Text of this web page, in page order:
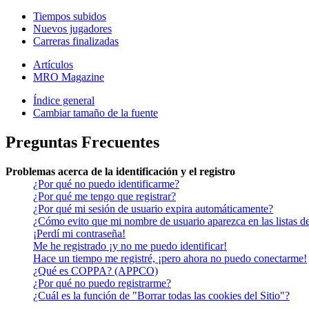
Tiempos subidos
Nuevos jugadores
Carreras finalizadas
Artículos
MRO Magazine
Índice general
Cambiar tamaño de la fuente
Preguntas Frecuentes
Problemas acerca de la identificación y el registro
¿Por qué no puedo identificarme?
¿Por qué me tengo que registrar?
¿Por qué mi sesión de usuario expira automáticamente?
¿Cómo evito que mi nombre de usuario aparezca en las listas
¡Perdí mi contraseña!
Me he registrado ¡y no me puedo identificar!
Hace un tiempo me registré, ¡pero ahora no puedo conectarme!
¿Qué es COPPA? (APPCO)
¿Por qué no puedo registrarme?
¿Cuál es la función de "Borrar todas las cookies del Sitio"?